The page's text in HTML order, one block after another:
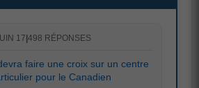
17|498 RÉPONSES
faire une croix sur un centre
pour le Canadien